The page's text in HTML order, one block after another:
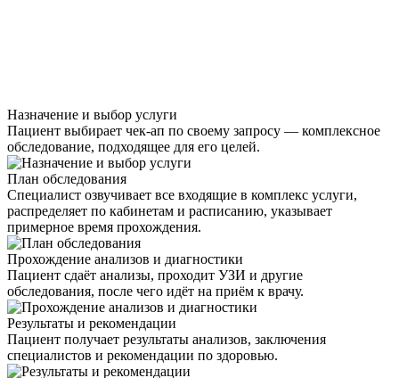
Назначение и выбор услуги
Пациент выбирает чек-ап по своему запросу — комплексное
обследование, подходящее для его целей.
План обследования
Специалист озвучивает все входящие в комплекс услуги,
распределяет по кабинетам и расписанию, указывает
примерное время прохождения.
Прохождение анализов и диагностики
Пациент сдаёт анализы, проходит УЗИ и другие
обследования, после чего идёт на приём к врачу.
Результаты и рекомендации
Пациент получает результаты анализов, заключения
специалистов и рекомендации по здоровью.